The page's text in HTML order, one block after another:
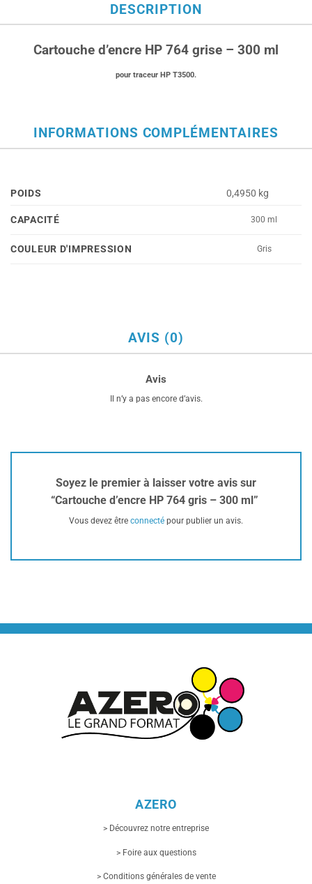
DESCRIPTION
Cartouche d’encre HP 764 grise – 300 ml
pour traceur HP T3500.
INFORMATIONS COMPLÉMENTAIRES
POIDS 0,4950 kg
CAPACITÉ 300 ml
COULEUR D'IMPRESSION Gris
AVIS (0)
Avis
Il n’y a pas encore d’avis.
Soyez le premier à laisser votre avis sur
“Cartouche d’encre HP 764 gris – 300 ml”
Vous devez être connecté pour publier un avis.
AZERO
> Découvrez notre entreprise
> Foire aux questions
> Conditions générales de vente